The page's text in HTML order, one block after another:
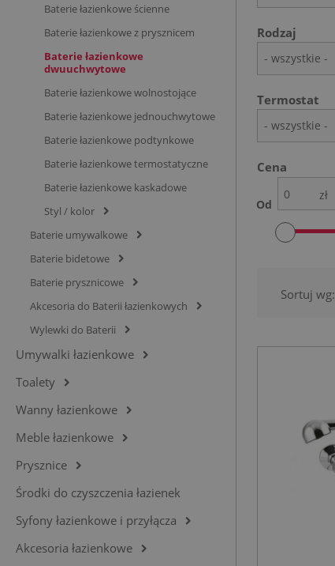
Baterie łazienkowe ścienne
Baterie łazienkowe z prysznicem
Baterie łazienkowe
dwuuchwytowe
Baterie łazienkowe wolnostojące
Baterie łazienkowe jednouchwytowe
Baterie łazienkowe podtynkowe
Baterie łazienkowe termostatyczne
Baterie łazienkowe kaskadowe
Styl / kolor
Baterie umywalkowe
Baterie bidetowe
Baterie prysznicowe
Akcesoria do Baterii łazienkowych
Wylewki do Baterii
Umywalki łazienkowe
Toalety
Wanny łazienkowe
Meble łazienkowe
Prysznice
Środki do czyszczenia łazienek
Syfony łazienkowe i przyłącza
Akcesoria łazienkowe
Rodzaj
- wszystkie -
Termostat
- wszystkie -
Cena
Od
zł
Sortuj wg: